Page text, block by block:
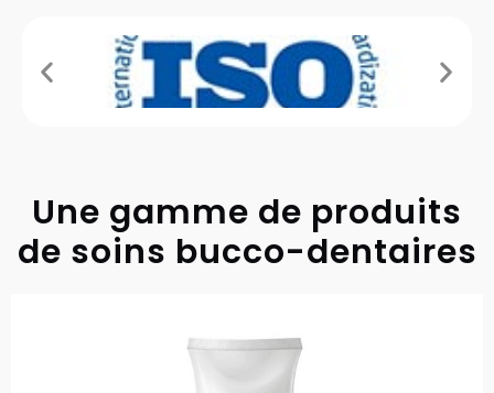
Une gamme de produits
de soins bucco-dentaires